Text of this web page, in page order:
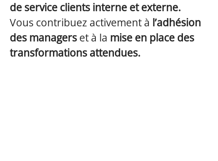
de service clients interne et externe.
Vous contribuez activement à l’adhésion
des managers et à la mise en place des
transformations attendues.